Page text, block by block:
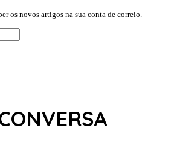
os novos artigos na sua conta de correio.